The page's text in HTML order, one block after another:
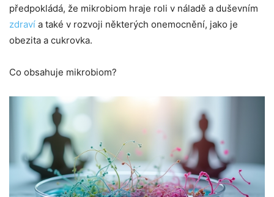
předpokládá, že mikrobiom hraje roli v náladě a duševním
zdraví a také v rozvoji některých onemocnění, jako je
obezita a cukrovka.
Co obsahuje mikrobiom?